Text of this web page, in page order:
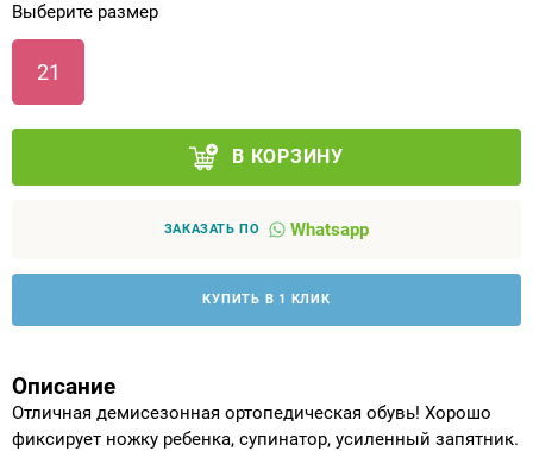
Выберите размер
21
В КОРЗИНУ
ЗАКАЗАТЬ ПО Whatsapp
КУПИТЬ В 1 КЛИК
Описание
Отличная демисезонная ортопедическая обувь! Хорошо
фиксирует ножку ребенка, супинатор, усиленный запятник.
Аппараты на суставы
Санитарные приспособления для
инвалидов
инвалидов
Индивидуальное изготовление